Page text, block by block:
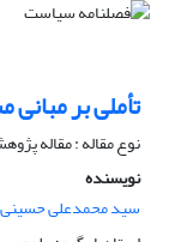
تأملی بر
نوع مقاله : مقاله
نویسنده
سید محمدعلی حسینی